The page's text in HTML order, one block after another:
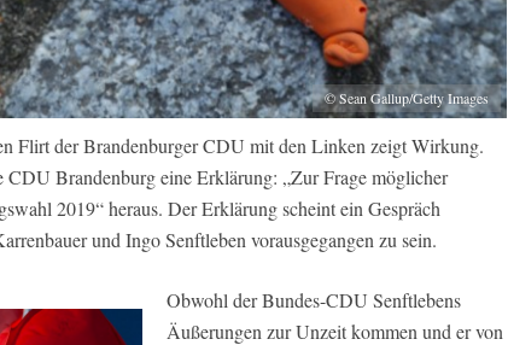
© Sean Gallup/Getty Images
Flirt der Brandenburger CDU mit den Linken zeigt Wirkung.
CDU Brandenburg eine Erklärung: „Zur Frage möglicher
2019“ heraus. Der Erklärung scheint ein Gespräch
und Ingo Senftleben vorausgegangen zu sein.
Obwohl der Bundes-CDU Senftlebens
Äußerungen zur Unzeit kommen und er von